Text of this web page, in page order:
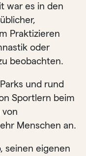
war es in den
Praktizieren
oder
beobachten.
und rund
Sportlern beim
von
Menschen an.
seinen eigenen